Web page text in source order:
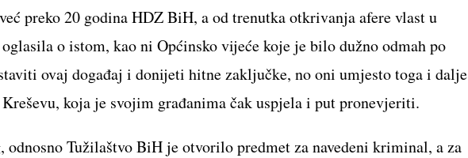
preko 20 godina HDZ BiH, a od trenutka otkrivanja afere vlast u
o istom, kao ni Općinsko vijeće koje je bilo dužno odmah po
ovaj događaj i donijeti hitne zaključke, no oni umjesto toga i dalje
koja je svojim građanima čak uspjela i put pronevjeriti.
Tužilaštvo BiH je otvorilo predmet za navedeni kriminal, a za